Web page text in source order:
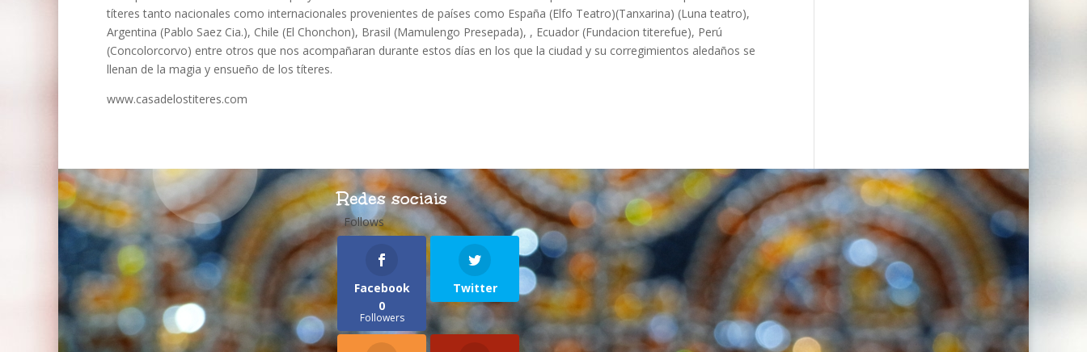
títeres tanto nacionales como internacionales provenientes de países como España (Elfo Teatro)(Tanxarina) (Luna teatro),
Argentina (Pablo Saez Cia.), Chile (El Chonchon), Brasil (Mamulengo Presepada), , Ecuador (Fundacion titerefue), Perú
(Concolorcorvo) entre otros que nos acompañaran durante estos días en los que la ciudad y su corregimientos aledaños se
llenan de la magia y ensueño de los títeres.
www.casadelostiteres.com
Redes sociais
Follows
Facebook
0
Followers
Twitter